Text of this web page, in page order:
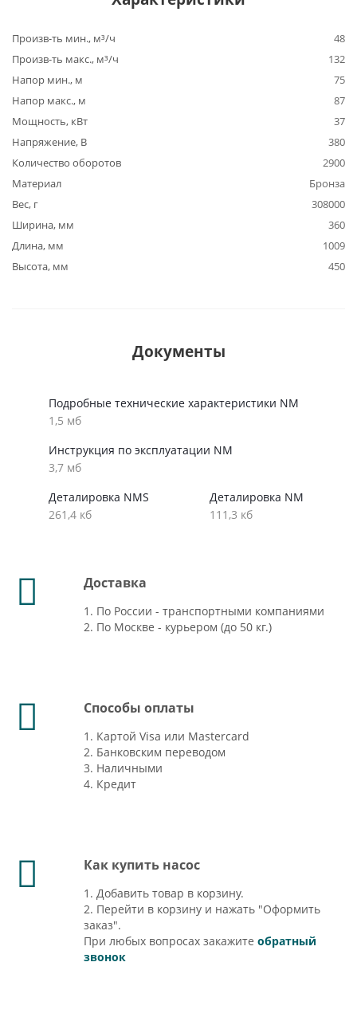
Произв-ть мин., м³/ч
48
Произв-ть макс., м³/ч
132
Напор мин., м
75
Напор макс., м
87
Мощность, кВт
37
Напряжение, В
380
Количество оборотов
2900
Материал
Бронза
Вес, г
308000
Ширина, мм
360
Длина, мм
1009
Высота, мм
450
Документы
Подробные технические характеристики NM
1,5 мб
Инструкция по эксплуатации NM
3,7 мб
Деталировка NMS
261,4 кб
Деталировка NM
111,3 кб
Доставка
1. По России - транспортными компаниями
2. По Москве - курьером (до 50 кг.)
Способы оплаты
1. Картой Visa или Mastercard
2. Банковским переводом
3. Наличными
4. Кредит
Как купить насос
1. Добавить товар в корзину.
2. Перейти в корзину и нажать "Оформить
заказ".
При любых вопросах закажите обратный
звонок